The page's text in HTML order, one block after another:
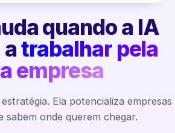
quando a IA
atrabalhar pela
empresa
Ela potencializa empresas
sabem onde querem chegar.